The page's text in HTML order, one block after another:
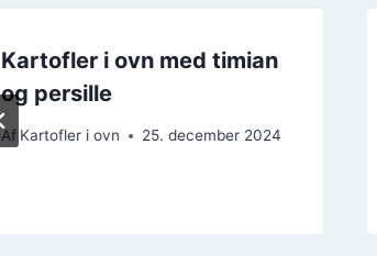
Kartofler i ovn med timian
og persille
Af Kartofler i ovn 25. december 2024